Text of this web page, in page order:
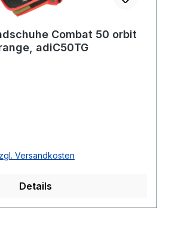
Combat 50 orbit
adiC50TG
Versandkosten
Details